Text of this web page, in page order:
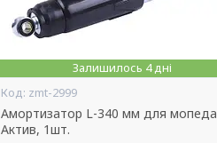
Залишилось 4 дні
zmt-2999
Амортизатор L-340 мм для мопеда
Актив, 1шт.